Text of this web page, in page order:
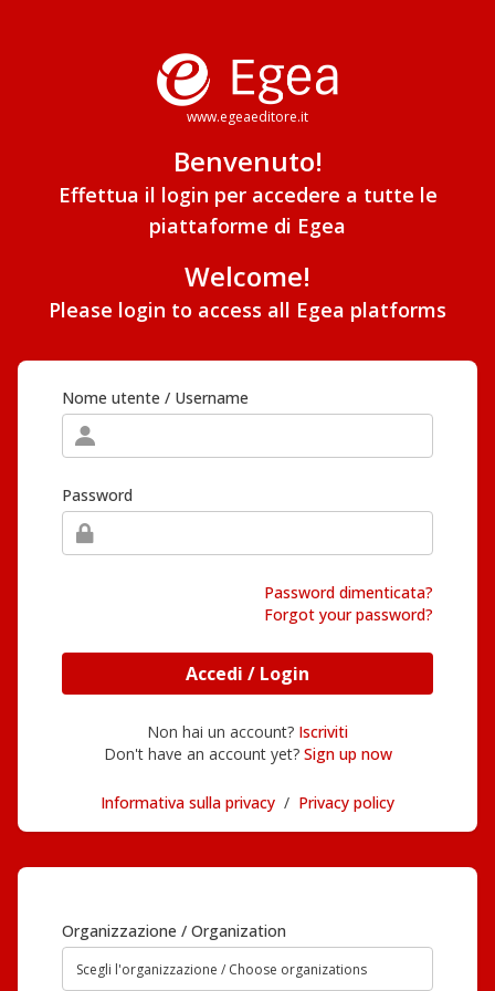
www.egeaeditore.it
Benvenuto!
Effettua il login per accedere a tutte le
piattaforme di Egea
Welcome!
Please login to access all Egea platforms
Nome utente / Username
Password
Password dimenticata?
Forgot your password?
Accedi / Login
Non hai un account? Iscriviti
Don't have an account yet? Sign up now
Informativa sulla privacy / Privacy policy
Organizzazione / Organization